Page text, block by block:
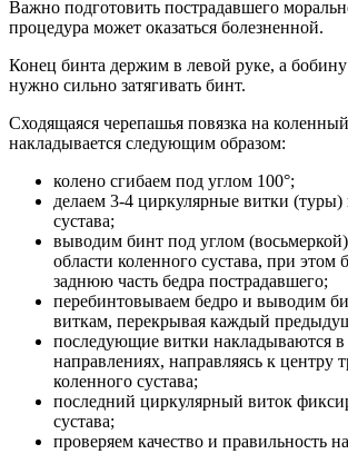
Важно подготовить пострадавшего
процедура может оказаться болезненной.
Конец бинта держим в левой руке, а
нужно сильно затягивать бинт.
Сходящаяся черепашья повязка на
накладывается следующим образом:
колено сгибаем под углом 100°;
делаем 3-4 циркулярные витки
сустава;
выводим бинт под углом
области коленного сустава, при этом
заднюю часть бедра пострадавшего;
перебинтовываем бедро и выводим
виткам, перекрывая каждый
последующие витки накладываются в
направлениях, направляясь к центру
коленного сустава;
последний циркулярный виток
сустава;
проверяем качество и правильность